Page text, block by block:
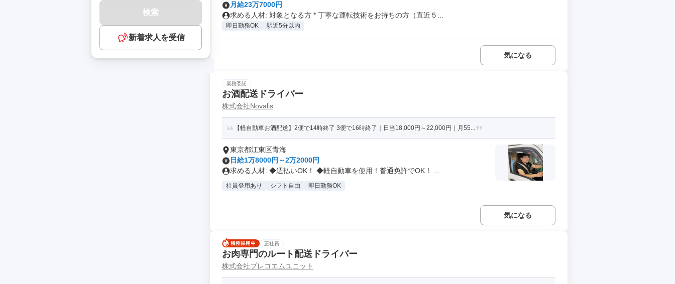
検索
新着求人を受信
月給23万7000円
求める人材: 対象となる方 * 丁寧な運転技術をお持ちの方（直近５...
即日勤務OK 駅近5分以内
気になる
業務委託
お酒配送ドライバー
株式会社Novalis
【軽自動車お酒配送】2便で14時終了 3便で16時終了｜日当18,000円～22,000円｜月55...
東京都江東区青海
日給1万8000円～2万2000円
求める人材: ◆週払いOK！ ◆軽自動車を使用！普通免許でOK！ ...
社員登用あり シフト自由 即日勤務OK
気になる
正社員
お肉専門のルート配送ドライバー
株式会社プレコエムユニット